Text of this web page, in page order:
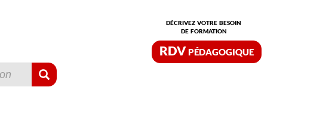
décrivez votre besoin
de formation
RDV pédagogique